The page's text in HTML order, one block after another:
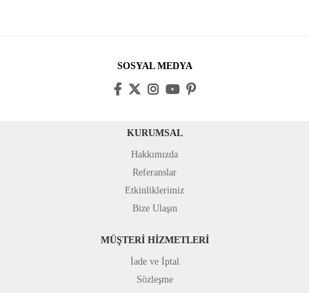
SOSYAL MEDYA
KURUMSAL
Hakkımızda
Referanslar
Etkinliklerimiz
Bize Ulaşın
MÜŞTERİ HİZMETLERİ
İade ve İptal
Sözleşme